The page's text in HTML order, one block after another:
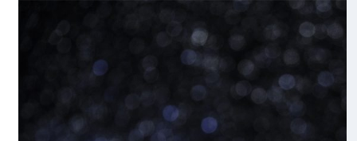
Tanti fili neri sono intrecciati tra loro e collegano
pavimento e il soffitto di una grande stanza.
Questo groviglio di fili tiene sospese delle forme